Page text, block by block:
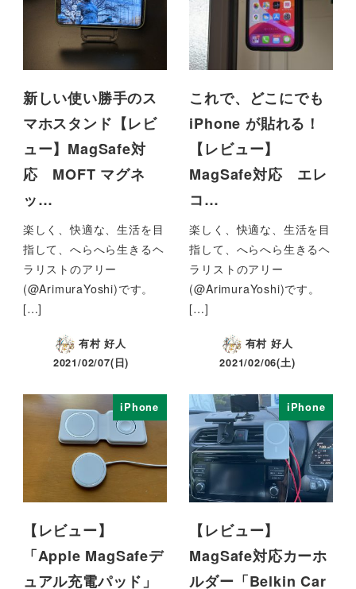
新しい使い勝手のス
マホスタンド【レビ
ュー】MagSafe対
応 MOFT マグネ
ッ…
楽しく、快適な、生活を目
指して、へらへら生きるヘ
ラリストのアリー
(@ArimuraYoshi)です。
[…]
有村 好人
2021/02/07(日)
これで、どこにでも
iPhone が貼れる！
【レビュー】
MagSafe対応 エレ
コ…
楽しく、快適な、生活を目
指して、へらへら生きるヘ
ラリストのアリー
(@ArimuraYoshi)です。
[…]
有村 好人
2021/02/06(土)
iPhone
【レビュー】
「Apple MagSafeデ
ュアル充電パッド」
iPhone
【レビュー】
MagSafe対応カーホ
ルダー「Belkin Car